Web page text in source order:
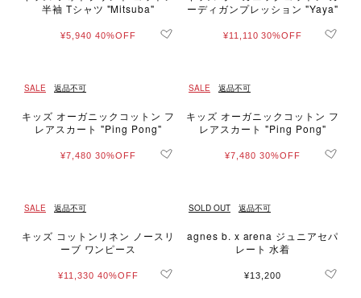
半袖 Tシャツ "Mitsuba"
¥5,940 40%OFF
ーディガンプレッション "Yaya"
¥11,110 30%OFF
SALE 返品不可
キッズ オーガニックコットン フ
レアスカート "Ping Pong"
¥7,480 30%OFF
SALE 返品不可
キッズ オーガニックコットン フ
レアスカート "Ping Pong"
¥7,480 30%OFF
SALE 返品不可
キッズ コットンリネン ノースリ
ーブ ワンピース
¥11,330 40%OFF
SOLD OUT 返品不可
agnes b. x arena ジュニアセパ
レート 水着
¥13,200